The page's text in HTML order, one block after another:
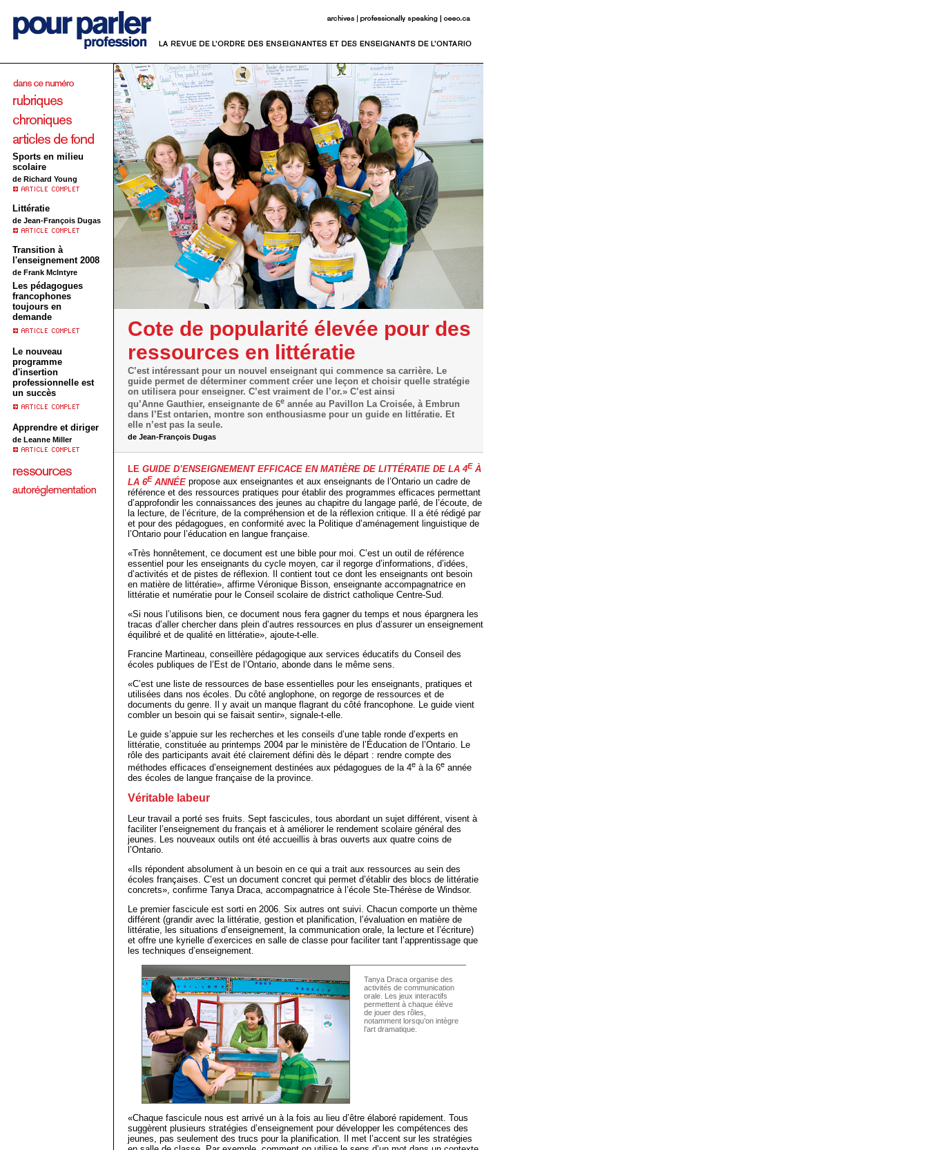
Sports en milieu
scolaire
de Richard Young
Littératie
de Jean-François Dugas
Transition à
l'enseignement 2008
de Frank McIntyre
Les pédagogues
francophones
toujours en
demande
Le nouveau
programme
d'insertion
professionnelle est
un succès
Apprendre et diriger
de Leanne Miller
Cote de popularité élevée pour des
ressources en littératie
C’est intéressant pour un nouvel enseignant qui commence sa carrière. Le
guide permet de déterminer comment créer une leçon et choisir quelle stratégie
on utilisera pour enseigner. C’est vraiment de l’or.» C’est ainsi
qu’Anne Gauthier, enseignante de 6e année au Pavillon La Croisée, à Embrun
dans l’Est ontarien, montre son enthousiasme pour un guide en littératie. Et
elle n’est pas la seule.
de Jean-François Dugas
LE GUIDE D’ENSEIGNEMENT EFFICACE EN MATIÈRE DE LITTÉRATIE DE LA 4E À
LA 6E ANNÉE propose aux enseignantes et aux enseignants de l’Ontario un cadre de
référence et des ressources pratiques pour établir des programmes efficaces permettant
d’approfondir les connaissances des jeunes au chapitre du langage parlé, de l’écoute, de
la lecture, de l’écriture, de la compréhension et de la réflexion critique. Il a été rédigé par
et pour des pédagogues, en conformité avec la Politique d’aménagement linguistique de
l’Ontario pour l’éducation en langue française.
«Très honnêtement, ce document est une bible pour moi. C’est un outil de référence
essentiel pour les enseignants du cycle moyen, car il regorge d’informations, d’idées,
d’activités et de pistes de réflexion. Il contient tout ce dont les enseignants ont besoin
en matière de littératie», affirme Véronique Bisson, enseignante accompagnatrice en
littératie et numératie pour le Conseil scolaire de district catholique Centre-Sud.
«Si nous l’utilisons bien, ce document nous fera gagner du temps et nous épargnera les
tracas d’aller chercher dans plein d’autres ressources en plus d’assurer un enseignement
équilibré et de qualité en littératie», ajoute-t-elle.
Francine Martineau, conseillère pédagogique aux services éducatifs du Conseil des
écoles publiques de l’Est de l’Ontario, abonde dans le même sens.
«C’est une liste de ressources de base essentielles pour les enseignants, pratiques et
utilisées dans nos écoles. Du côté anglophone, on regorge de ressources et de
documents du genre. Il y avait un manque flagrant du côté francophone. Le guide vient
combler un besoin qui se faisait sentir», signale-t-elle.
Le guide s’appuie sur les recherches et les conseils d’une table ronde d’experts en
littératie, constituée au printemps 2004 par le ministère de l’Éducation de l’Ontario. Le
rôle des participants avait été clairement défini dès le départ : rendre compte des
méthodes efficaces d’enseignement destinées aux pédagogues de la 4e à la 6e année
des écoles de langue française de la province.
Véritable labeur
Leur travail a porté ses fruits. Sept fascicules, tous abordant un sujet différent, visent à
faciliter l’enseignement du français et à améliorer le rendement scolaire général des
jeunes. Les nouveaux outils ont été accueillis à bras ouverts aux quatre coins de
l’Ontario.
«Ils répondent absolument à un besoin en ce qui a trait aux ressources au sein des
écoles françaises. C’est un document concret qui permet d’établir des blocs de littératie
concrets», confirme Tanya Draca, accompagnatrice à l’école Ste-Thérèse de Windsor.
Le premier fascicule est sorti en 2006. Six autres ont suivi. Chacun comporte un thème
différent (grandir avec la littératie, gestion et planification, l’évaluation en matière de
littératie, les situations d’enseignement, la communication orale, la lecture et l’écriture)
et offre une kyrielle d’exercices en salle de classe pour faciliter tant l’apprentissage que
les techniques d’enseignement.
Tanya Draca organise des
activités de communication
orale. Les jeux interactifs
permettent à chaque élève
de jouer des rôles,
notamment lorsqu’on intègre
l’art dramatique.
«Chaque fascicule nous est arrivé un à la fois au lieu d’être élaboré rapidement. Tous
suggèrent plusieurs stratégies d’enseignement pour développer les compétences des
jeunes, pas seulement des trucs pour la planification. Il met l’accent sur les stratégies